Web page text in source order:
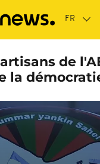
de
la